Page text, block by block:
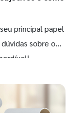
principal papel
sobre o